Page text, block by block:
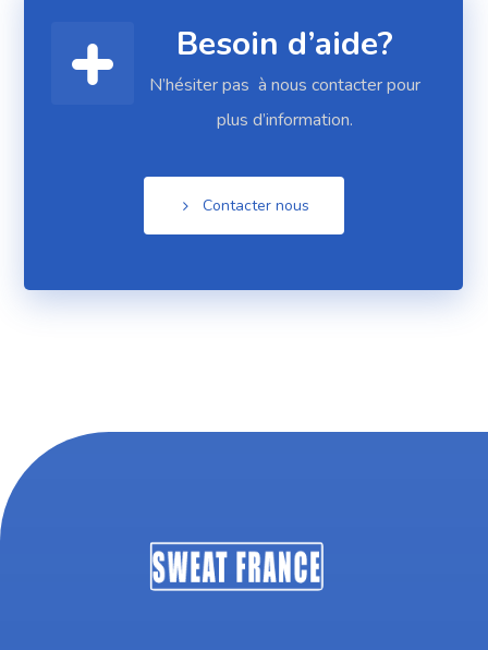
Besoin d’aide?
N’hésiter pas à nous contacter pour
plus d’information.
Contacter nous